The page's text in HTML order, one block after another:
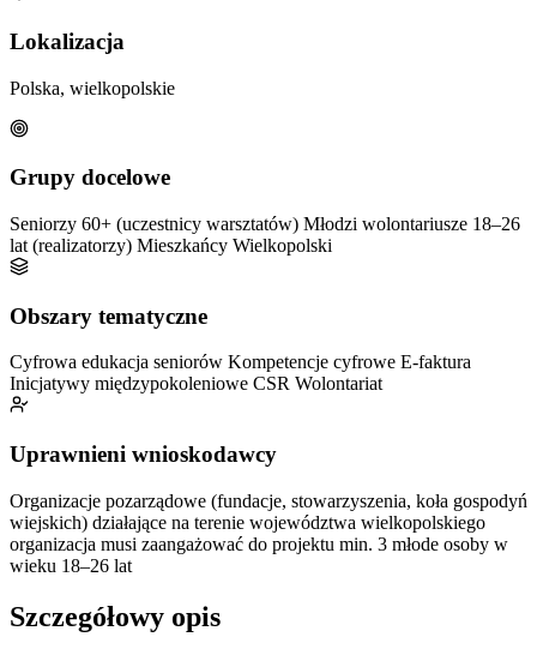
Lokalizacja
Polska, wielkopolskie
Grupy docelowe
Seniorzy 60+ (uczestnicy warsztatów) Młodzi wolontariusze 18–26
lat (realizatorzy) Mieszkańcy Wielkopolski
Obszary tematyczne
Cyfrowa edukacja seniorów Kompetencje cyfrowe E-faktura
Inicjatywy międzypokoleniowe CSR Wolontariat
Uprawnieni wnioskodawcy
Organizacje pozarządowe (fundacje, stowarzyszenia, koła gospodyń
wiejskich) działające na terenie województwa wielkopolskiego
organizacja musi zaangażować do projektu min. 3 młode osoby w
wieku 18–26 lat
Szczegółowy opis